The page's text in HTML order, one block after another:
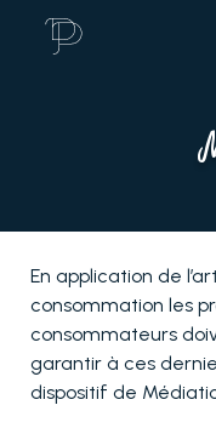
En application de
consommation les
consommateurs
garantir à ces
dispositif de